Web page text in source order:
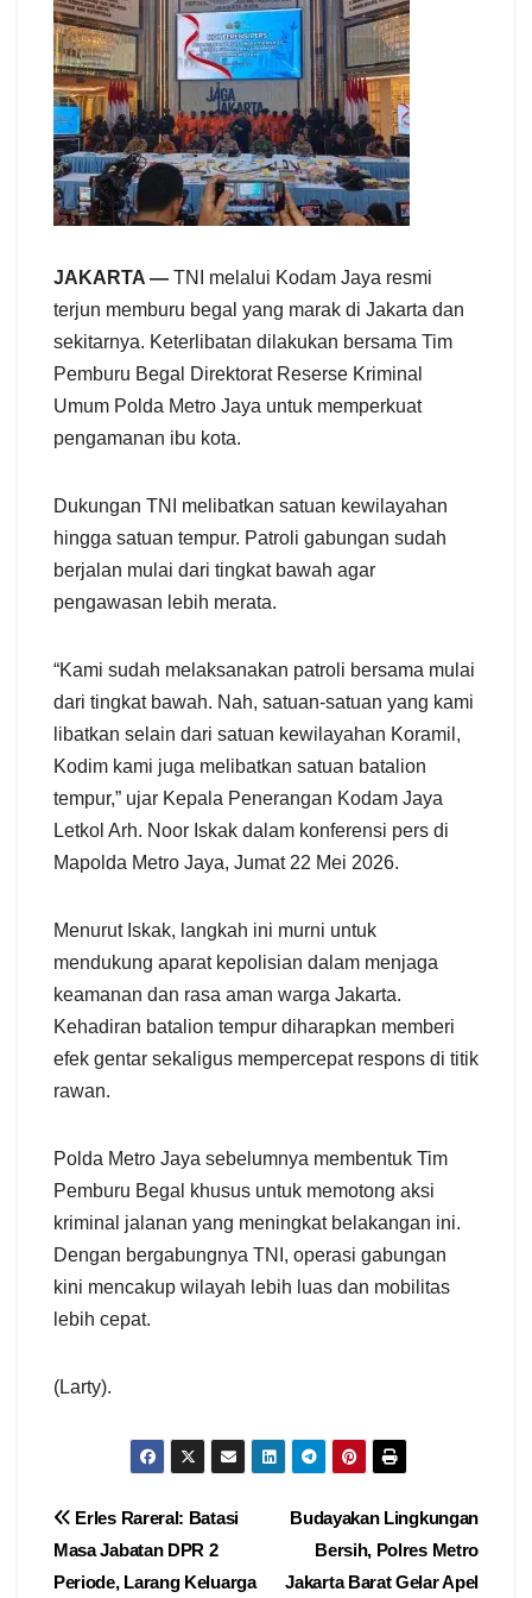
JAKARTA — TNI melalui Kodam Jaya resmi
terjun memburu begal yang marak di Jakarta dan
sekitarnya. Keterlibatan dilakukan bersama Tim
Pemburu Begal Direktorat Reserse Kriminal
Umum Polda Metro Jaya untuk memperkuat
pengamanan ibu kota.
Dukungan TNI melibatkan satuan kewilayahan
hingga satuan tempur. Patroli gabungan sudah
berjalan mulai dari tingkat bawah agar
pengawasan lebih merata.
“Kami sudah melaksanakan patroli bersama mulai
dari tingkat bawah. Nah, satuan-satuan yang kami
libatkan selain dari satuan kewilayahan Koramil,
Kodim kami juga melibatkan satuan batalion
tempur,” ujar Kepala Penerangan Kodam Jaya
Letkol Arh. Noor Iskak dalam konferensi pers di
Mapolda Metro Jaya, Jumat 22 Mei 2026.
Menurut Iskak, langkah ini murni untuk
mendukung aparat kepolisian dalam menjaga
keamanan dan rasa aman warga Jakarta.
Kehadiran batalion tempur diharapkan memberi
efek gentar sekaligus mempercepat respons di titik
rawan.
Polda Metro Jaya sebelumnya membentuk Tim
Pemburu Begal khusus untuk memotong aksi
kriminal jalanan yang meningkat belakangan ini.
Dengan bergabungnya TNI, operasi gabungan
kini mencakup wilayah lebih luas dan mobilitas
lebih cepat.
(Larty).
Navigasi
pos
Budayakan Lingkungan
Bersih, Polres Metro
Jakarta Barat Gelar Apel
Erles Rareral: Batasi
Masa Jabatan DPR 2
Periode, Larang Keluarga